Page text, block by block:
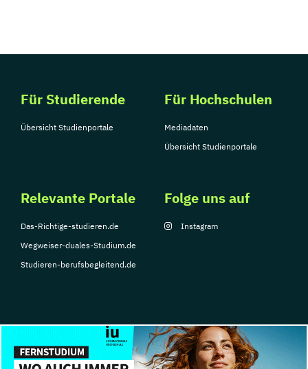
Für Studierende
Übersicht Studienportale
Für Hochschulen
Mediadaten
Übersicht Studienportale
Relevante Portale
Das-Richtige-studieren.de
Wegweiser-duales-Studium.de
Studieren-berufsbegleitend.de
Folge uns auf
Instagram
© Copyright 2026, TarGroup Media GmbH